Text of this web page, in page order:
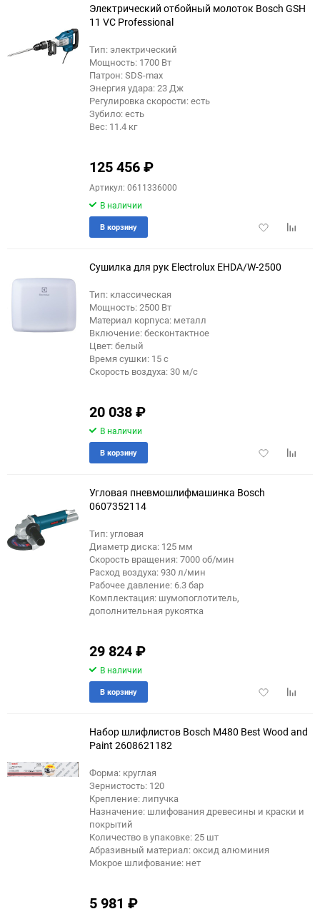
Электрический отбойный молоток Bosch GSH
11 VC Professional
Тип: электрический
Мощность: 1700 Вт
Патрон: SDS-max
Энергия удара: 23 Дж
Регулировка скорости: есть
Зубило: есть
Вес: 11.4 кг
125 456₽
Артикул: 0611336000
В наличии
Добавить
В корзину
Сушилка для рук Electrolux EHDA/W-2500
Тип: классическая
Мощность: 2500 Вт
Материал корпуса: металл
Включение: бесконтактное
Цвет: белый
Время сушки: 15 с
Скорость воздуха: 30 м/с
20 038₽
В наличии
Добавить
В корзину
Угловая пневмошлифмашинка Bosch
0607352114
Тип: угловая
Диаметр диска: 125 мм
Скорость вращения: 7000 об/мин
Расход воздуха: 930 л/мин
Рабочее давление: 6.3 бар
Комплектация: шумопоглотитель,
дополнительная рукоятка
29 824₽
В наличии
Добавить
В корзину
Набор шлифлистов Bosch M480 Best Wood and
Paint 2608621182
Форма: круглая
Зернистость: 120
Крепление: липучка
Назначение: шлифования древесины и краски и
покрытий
Количество в упаковке: 25 шт
Абразивный материал: оксид алюминия
Мокрое шлифование: нет
5 981 ₽